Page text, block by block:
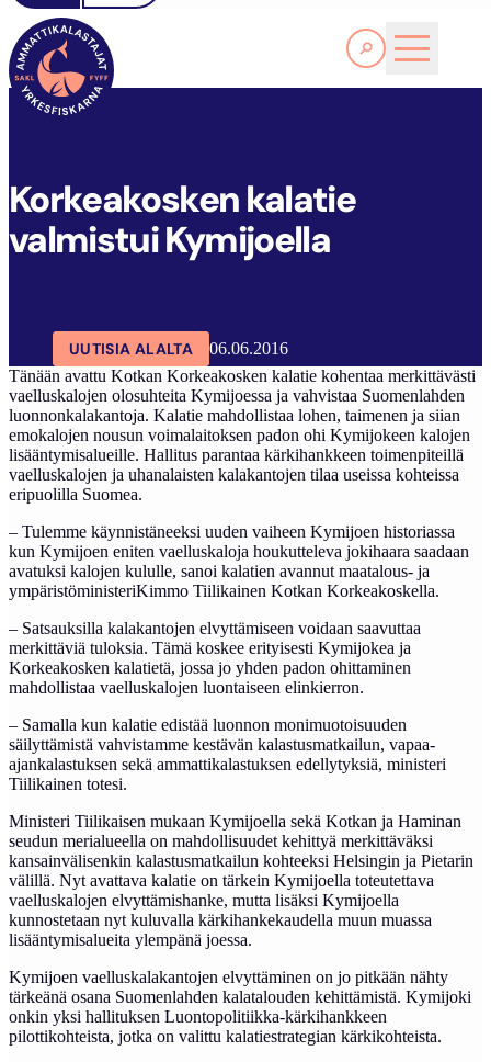
Lue lisää
SAKL
Korkeakosken kalatie
valmistui Kymijoella
UUTISIA ALALTA
06.06.2016
Tänään avattu Kotkan Korkeakosken kalatie kohentaa merkittävästi
vaelluskalojen olosuhteita Kymijoessa ja vahvistaa Suomenlahden
luonnonkalakantoja. Kalatie mahdollistaa lohen, taimenen ja siian
emokalojen nousun voimalaitoksen padon ohi Kymijokeen kalojen
lisääntymisalueille. Hallitus parantaa kärkihankkeen toimenpiteillä
vaelluskalojen ja uhanalaisten kalakantojen tilaa useissa kohteissa
eripuolilla Suomea.
– Tulemme käynnistäneeksi uuden vaiheen Kymijoen historiassa
kun Kymijoen eniten vaelluskaloja houkutteleva jokihaara saadaan
avatuksi kalojen kululle, sanoi kalatien avannut maatalous- ja
ympäristöministeriKimmo Tiilikainen Kotkan Korkeakoskella.
– Satsauksilla kalakantojen elvyttämiseen voidaan saavuttaa
merkittäviä tuloksia. Tämä koskee erityisesti Kymijokea ja
Korkeakosken kalatietä, jossa jo yhden padon ohittaminen
mahdollistaa vaelluskalojen luontaiseen elinkierron.
– Samalla kun kalatie edistää luonnon monimuotoisuuden
säilyttämistä vahvistamme kestävän kalastusmatkailun, vapaa-
ajankalastuksen sekä ammattikalastuksen edellytyksiä, ministeri
Tiilikainen totesi.
Ministeri Tiilikaisen mukaan Kymijoella sekä Kotkan ja Haminan
seudun merialueella on mahdollisuudet kehittyä merkittäväksi
kansainvälisenkin kalastusmatkailun kohteeksi Helsingin ja Pietarin
välillä. Nyt avattava kalatie on tärkein Kymijoella toteutettava
vaelluskalojen elvyttämishanke, mutta lisäksi Kymijoella
kunnostetaan nyt kuluvalla kärkihankekaudella muun muassa
lisääntymisalueita ylempänä joessa.
Kymijoen vaelluskalakantojen elvyttäminen on jo pitkään nähty
tärkeänä osana Suomenlahden kalatalouden kehittämistä. Kymijoki
onkin yksi hallituksen Luontopolitiikka-kärkihankkeen
pilottikohteista, jotka on valittu kalatiestrategian kärkikohteista.